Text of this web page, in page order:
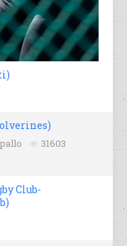
31603
Club-